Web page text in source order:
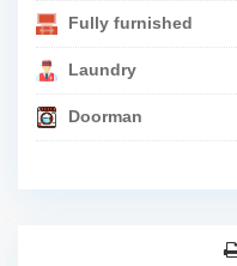
Fully furnished
Laundry
Doorman